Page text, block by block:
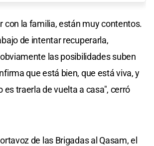
con la familia, están muy contentos.
de intentar recuperarla,
las posibilidades suben
que está bien, que está viva, y
es traerla de vuelta a casa", cerró
de las Brigadas al Qasam, el